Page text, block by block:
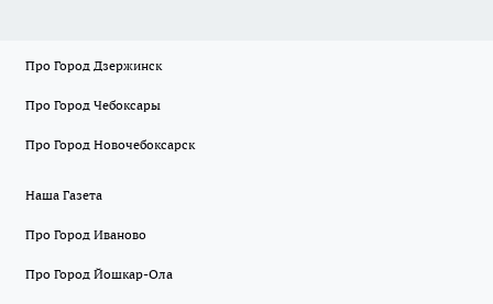
Про Город Дзержинск
Про Город Чебоксары
Про Город Новочебоксарск
Наша Газета
Про Город Иваново
Про Город Йошкар-Ола